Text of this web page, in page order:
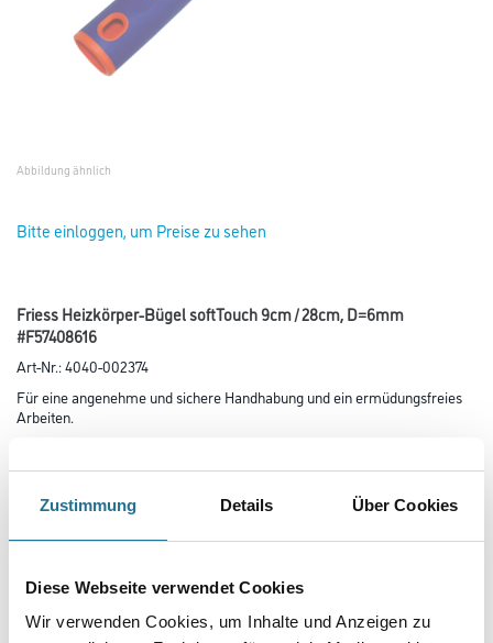
Zustimmung Details Über Cookies
Diese Webseite verwendet Cookies
Wir verwenden Cookies, um Inhalte und Anzeigen zu
Abbildung ähnlich
Bitte einloggen, um Preise zu sehen
Friess Heizkörper-Bügel softTouch 9cm / 28cm, D=6mm
#F57408616
Art-Nr.:4040-002374
Für eine angenehme und sichere Handhabung und ein ermüdungsfreies
Arbeiten.